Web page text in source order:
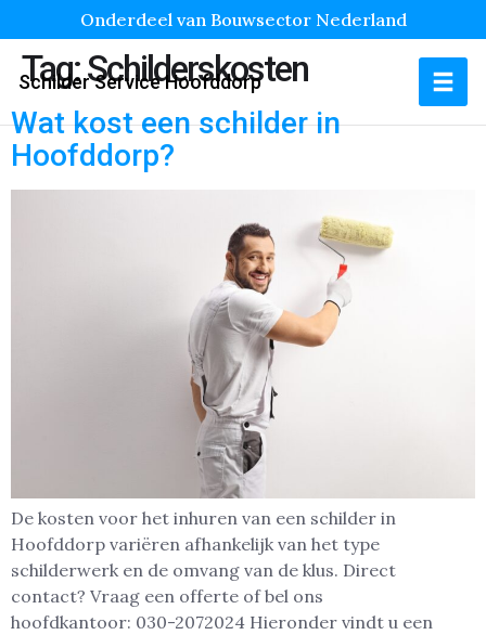
Onderdeel van Bouwsector Nederland
Schilder Service Hoofddorp
Tag:Schilderskosten
Wat kost een schilder in
Hoofddorp?
De kosten voor het inhuren van een schilder in
Hoofddorp variëren afhankelijk van het type
schilderwerk en de omvang van de klus. Direct
contact? Vraag een offerte of bel ons
hoofdkantoor: 030-2072024 Hieronder vindt u een